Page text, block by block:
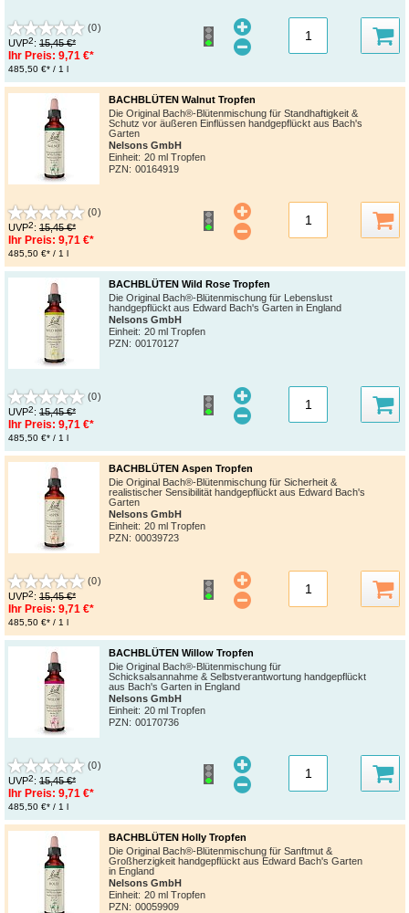
(0)
UVP2: 15,45 €*
Ihr Preis: 9,71 €*
485,50 €* / 1 l
BACHBLÜTEN Walnut Tropfen
Die Original Bach®-Blütenmischung für Standhaftigkeit &
Schutz vor äußeren Einflüssen handgepflückt aus Bach's
Garten
Nelsons GmbH
Einheit: 20 ml Tropfen
PZN: 00164919
(0)
UVP2: 15,45 €*
Ihr Preis: 9,71 €*
485,50 €* / 1 l
BACHBLÜTEN Wild Rose Tropfen
Die Original Bach®-Blütenmischung für Lebenslust
handgepflückt aus Edward Bach's Garten in England
Nelsons GmbH
Einheit: 20 ml Tropfen
PZN: 00170127
(0)
UVP2: 15,45 €*
Ihr Preis: 9,71 €*
485,50 €* / 1 l
BACHBLÜTEN Aspen Tropfen
Die Original Bach®-Blütenmischung für Sicherheit &
realistischer Sensibilität handgepflückt aus Edward Bach's
Garten
Nelsons GmbH
Einheit: 20 ml Tropfen
PZN: 00039723
(0)
UVP2: 15,45 €*
Ihr Preis: 9,71 €*
485,50 €* / 1 l
BACHBLÜTEN Willow Tropfen
Die Original Bach®-Blütenmischung für
Schicksalsannahme & Selbstverantwortung handgepflückt
aus Bach's Garten in England
Nelsons GmbH
Einheit: 20 ml Tropfen
PZN: 00170736
(0)
UVP2: 15,45 €*
Ihr Preis: 9,71 €*
485,50 €* / 1 l
BACHBLÜTEN Holly Tropfen
Die Original Bach®-Blütenmischung für Sanftmut &
Großherzigkeit handgepflückt aus Edward Bach's Garten
in England
Nelsons GmbH
Einheit: 20 ml Tropfen
PZN: 00059909